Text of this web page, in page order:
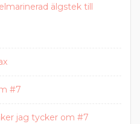
älgstek till
#7
jag tycker om #7